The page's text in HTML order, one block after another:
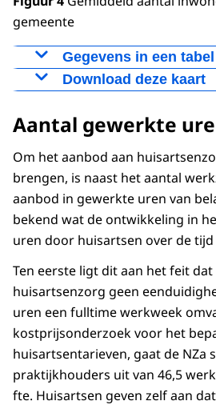
gemeente
Gegevens in een tabel
gemeente
Aalsmeer
Achtkarspelen
Alblasserdam
Albrandswaard
Alkmaar
Almere
Alphen aan den
Alphen-Chaam
Altena
Ameland
Amersfoort
Download deze kaart
Download CSV-bestand
Aantal gewerkte
Om het aanbod aan
brengen, is naast het aantal
aanbod in gewerkte uren van
bekend wat de ontwikkeling in
uren door huisartsen over de tijd
Ten eerste ligt dit aan het feit
huisartsenzorg geen
uren een fulltime werkweek
kostprijsonderzoek voor het
huisartsentarieven, gaat de NZa
praktijkhouders uit van 46,5
fte. Huisartsen geven zelf aan